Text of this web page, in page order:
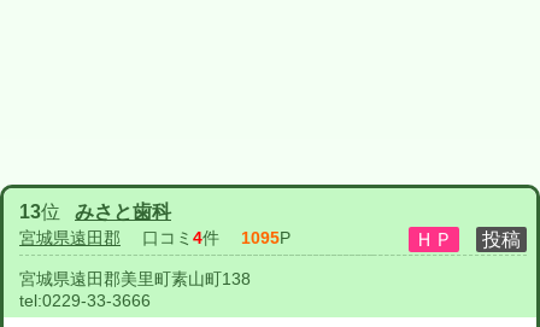
13位 みさと歯科
宮城県遠田郡 口コミ 4件 1095P
宮城県遠田郡美里町素山町138
tel:0229-33-3666